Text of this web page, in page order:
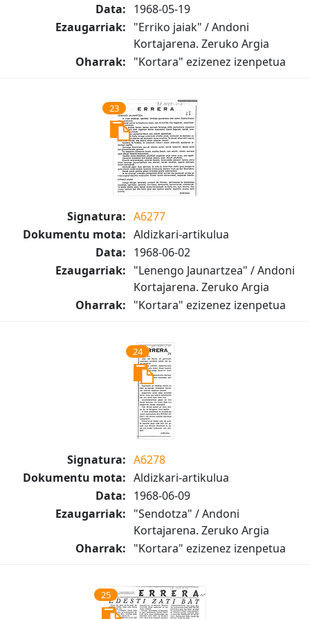
Data: 1968-05-19
Ezaugarriak: "Erriko jaiak" / Andoni
Kortajarena. Zeruko Argia
Oharrak: "Kortara" ezizenez izenpetua
23
Signatura: A6277
Dokumentu mota: Aldizkari-artikulua
Data: 1968-06-02
Ezaugarriak: "Lenengo Jaunartzea" / Andoni
Kortajarena. Zeruko Argia
Oharrak: "Kortara" ezizenez izenpetua
24
Signatura: A6278
Dokumentu mota: Aldizkari-artikulua
Data: 1968-06-09
Ezaugarriak: "Sendotza" / Andoni
Kortajarena. Zeruko Argia
Oharrak: "Kortara" ezizenez izenpetua
25